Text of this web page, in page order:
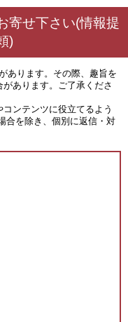
寄せ下さい(情報提
)
あります。その際、趣旨を
あります。ご了承くださ
ンテンツに役立てるよう
合を除き、個別に返信・対